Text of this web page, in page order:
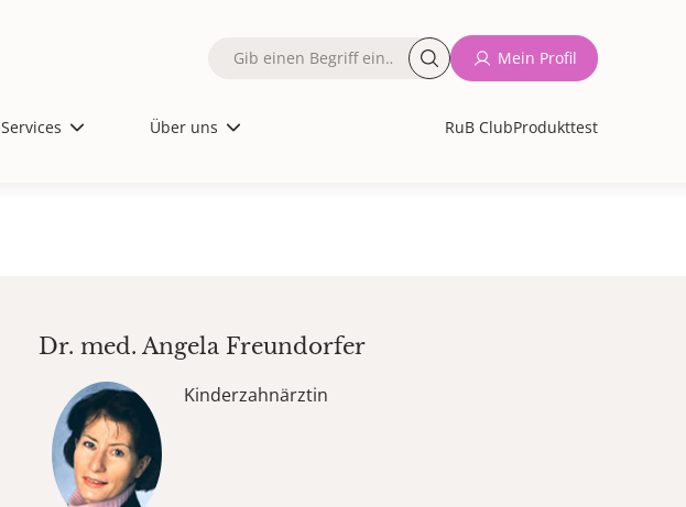
Services Über uns RuB ClubProdukttest
Fulltext
Mein Profil
Dr. med.Angela Freundorfer
Kinderzahnärztin